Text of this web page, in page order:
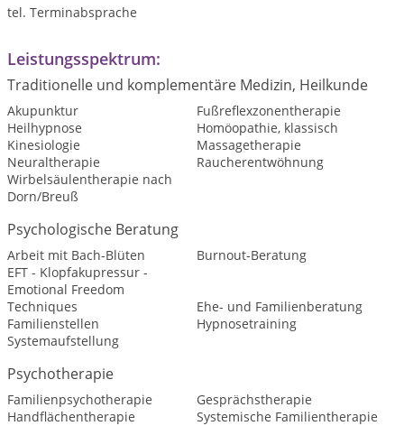
tel. Terminabsprache
Leistungsspektrum:
Traditionelle und komplementäre Medizin, Heilkunde
Akupunktur
Fußreflexzonentherapie
Heilhypnose
Homöopathie, klassisch
Kinesiologie
Massagetherapie
Neuraltherapie
Raucherentwöhnung
Wirbelsäulentherapie nach
Dorn/Breuß
Psychologische Beratung
Arbeit mit Bach-Blüten
Burnout-Beratung
EFT - Klopfakupressur -
Emotional Freedom
Techniques
Ehe- und Familienberatung
Familienstellen
Hypnosetraining
Systemaufstellung
Psychotherapie
Familienpsychotherapie
Gesprächstherapie
Handflächentherapie
Systemische Familientherapie